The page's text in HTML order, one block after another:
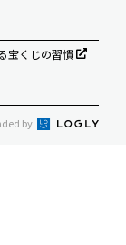
宝くじの習慣
by